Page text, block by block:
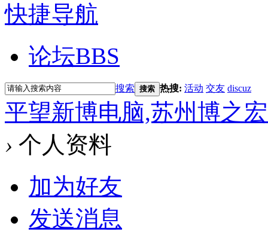
快捷导航
论坛BBS
搜索 搜索 热搜: 活动 交友 discuz
平望新博电脑,苏州博之
› 个人资料
加为好友
发送消息